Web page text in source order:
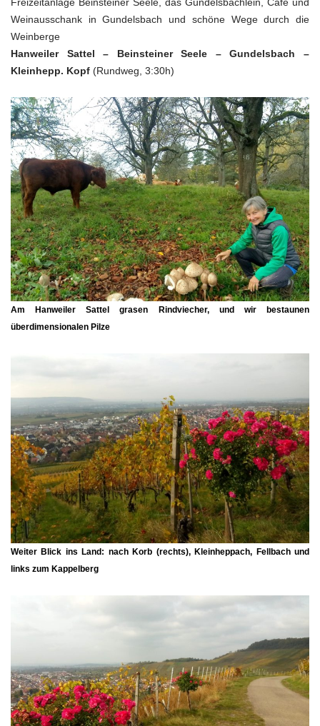
Weinausschank in Gundelsbach und schöne Wege durch die
Weinberge
Hanweiler Sattel – Beinsteiner Seele – Gundelsbach –
Kleinhepp. Kopf (Rundweg, 3:30h)
Am Hanweiler Sattel grasen Rindviecher, und wir bestaunen
überdimensionalen Pilze
Weiter Blick ins Land: nach Korb (rechts), Kleinheppach, Fellbach und
links zum Kappelberg